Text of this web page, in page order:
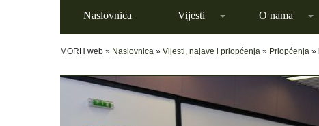
Naslovnica Vijesti O nama
MORH web » Naslovnica » Vijesti, najave i priopćenja » Priopćenja »